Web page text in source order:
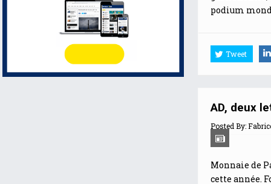
podium
Tweet
AD, deux
Posted By:
Monnaie de
cette année.